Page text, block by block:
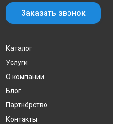
Заказать звонок
Каталог
Услуги
О компании
Блог
Партнёрство
Контакты